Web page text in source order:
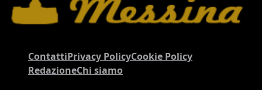
ContattiPrivacy PolicyCookie Policy
RedazioneChi siamo